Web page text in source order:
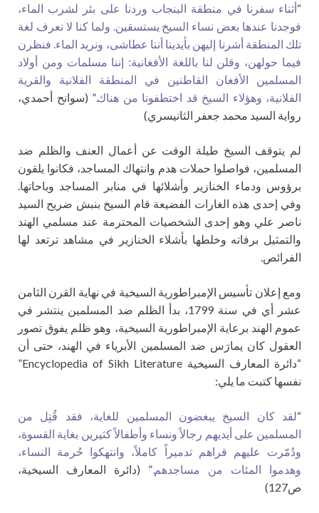
“أثناء سفرنا في منطقة البنجاب وردنا على بئر لشرب الماء،
فوجدنا عندها بعض نساء السيخ يستسقين. ولما كنا لا نعرف لغة
تلك المنطقة أشرنا إليهن بأيدينا أننا عطاشى، ونريد الماء. فنظرن
فيما حولهن، وقلن لنا باللغة الأفغانية: إننا مسلمات ومن أولاد
المسلمين الأفغان القاطنين في المنطقة الفلانية والقرية
الفلانية، وهؤلاء السيخ قد اختطفونا من هناك.” (سوانح أحمدي،
رواية السيد محمد جعفر الثانيسري)
لم يتوقف السيخ طيلة الوقت عن أعمال العنف والظلم ضد
المسلمين، فواصلوا حملات هدم وانتهاك المساجد، فكانوا يلقون
برؤوس ودماء الخنازير وأشلائها في منابر المساجد وباحاتها.
وفي إحدى هذه الغارات الفضيعة قام السيخ بنبش ضريح السيد
ناصر علي وهو إحدى الشخصيات المحترمة عند مسلمي الهند
والتمثيل برفاته وخلطها بأشلاء الخنازير في مشاهد ترتعد لها
الفرائص.
ومع إعلان تأسيس الإمبراطورية السيخية في نهاية القرن الثامن
عشر أي في سنة 1799، بدأ الظلم ضد المسلمين ينتشر في
عموم الهند برعاية الإمبراطورية السيخية، وهو ظلم يفوق تصور
العقول كان يمارَس ضد المسلمين الأبرياء في الهند، حتى أن
“دائرة المعارف السيخية Encyclopedia of Sikh Literature”
نفسها كتبت ما يلي:
“لقد كان السيخ يبغضون المسلمين للغاية، فقد قُتِل من
المسلمين على أيديهم رجالاً ونساء وأطفالاً كثيرين بغاية القسوة،
ودُمّرت عليهم قراهم تدميراً كاملاً، وانتهكوا حُرمة النساء،
وهدموا المئات من مساجدهم. ” (دائرة المعارف السيخية،
ص127)